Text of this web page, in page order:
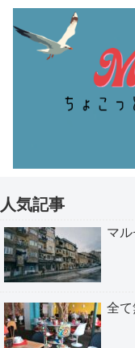
人気記事
マ
全